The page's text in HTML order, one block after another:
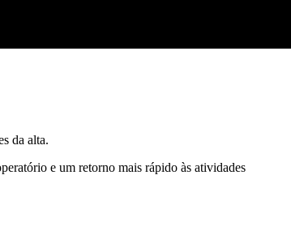
da alta.
e um retorno mais rápido às atividades